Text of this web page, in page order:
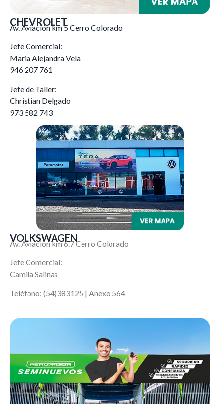
CHEVROLET
Av. Aviación km 5 Cerro Colorado
Jefe Comercial:
Maria Alejandra Vela
946 207 761
Jefe de Taller:
Christian Delgado
973 582 743
VOLKSWAGEN
Av. Aviación km 6.7 Cerro Colorado
Jefe Comercial:
Camila Salinas
Teléfono: (54)383125 | Anexo 564